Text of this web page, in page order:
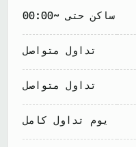
ساكن حتى ~00:00
تداول متواصل
تداول متواصل
يوم تداول كامل